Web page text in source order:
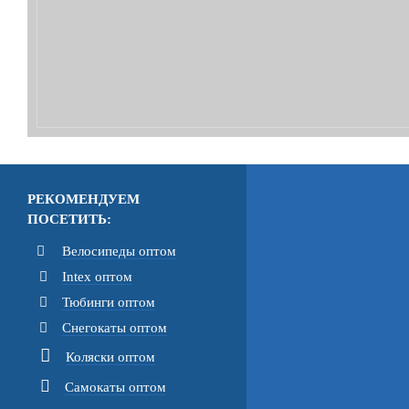
РЕКОМЕНДУЕМ
ПОСЕТИТЬ:
Велосипеды оптом
Intex оптом
Тюбинги оптом
Снегокаты оптом
Коляски оптом
Самокаты оптом